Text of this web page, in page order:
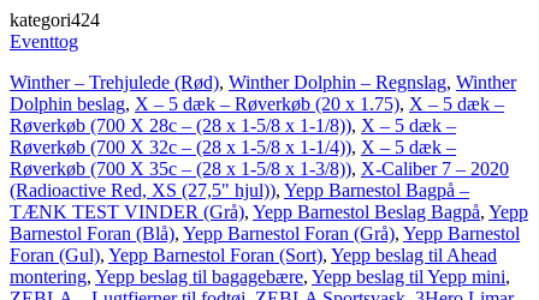
kategori424
Eventtog
Winther – Trehjulede (Rød), Winther Dolphin – Regnslag, Winther
Dolphin beslag, X – 5 dæk – Røverkøb (20 x 1.75), X – 5 dæk –
Røverkøb (700 X 28c – (28 x 1-5/8 x 1-1/8)), X – 5 dæk –
Røverkøb (700 X 32c – (28 x 1-5/8 x 1-1/4)), X – 5 dæk –
Røverkøb (700 X 35c – (28 x 1-5/8 x 1-3/8)), X-Caliber 7 – 2020
(Radioactive Red, XS (27,5" hjul)), Yepp Barnestol Bagpå –
TÆNK TEST VINDER (Grå), Yepp Barnestol Beslag Bagpå, Yepp
Barnestol Foran (Blå), Yepp Barnestol Foran (Grå), Yepp Barnestol
Foran (Gul), Yepp Barnestol Foran (Sort), Yepp beslag til Ahead
montering, Yepp beslag til bagagebære, Yepp beslag til Yepp mini,